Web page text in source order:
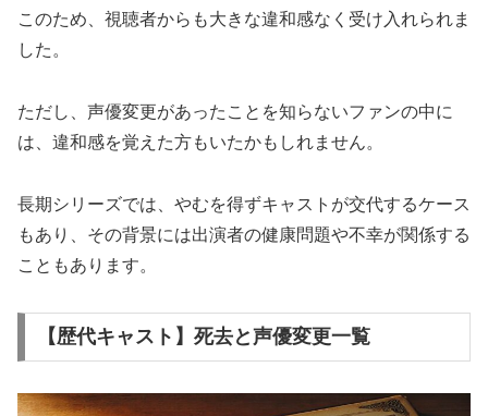
このため、視聴者からも大きな違和感なく受け入れられま
した。
ただし、声優変更があったことを知らないファンの中に
は、違和感を覚えた方もいたかもしれません。
長期シリーズでは、やむを得ずキャストが交代するケース
もあり、その背景には出演者の健康問題や不幸が関係する
こともあります。
【歴代キャスト】死去と声優変更一覧